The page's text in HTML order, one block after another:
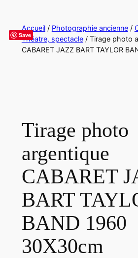
Save
Accueil/ Photographie ancienne/
Théatre, spectacle/ Tirage photo
CABARET JAZZ BART TAYLOR
Tirage photo
argentique
CABARET
BART
BAND 1960
30X30cm